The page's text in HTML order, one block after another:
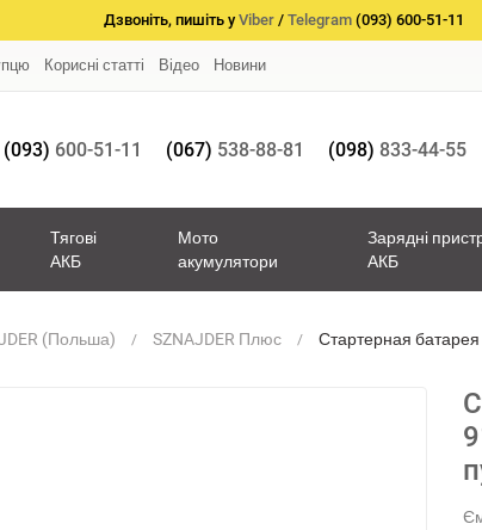
Дзвоніть, пишіть у Viber / Telegram (093) 600-51-11
Корисні статті Відео Новини
(093) 600-51-11 (067) 538-88-81 (098) 833-44-55
Тягові
АКБ
Мото
акумулятори
Зарядні
АКБ
(Польша) SZNAJDER Плюс
Стартерная